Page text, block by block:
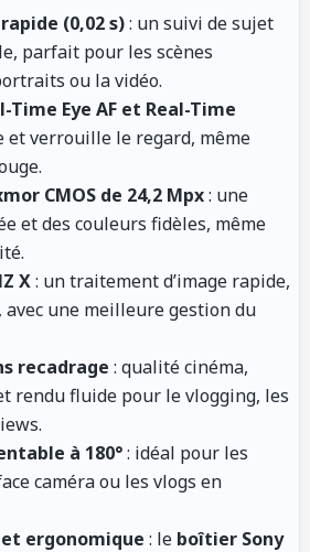
(0,02 s): un suivi de sujet
parfait pour les scènes
ou la vidéo.
Time Eye AF et Real-Time
et verrouille le regard, même
CMOS de 24,2 Mpx: une
et des couleurs fidèles, même
X: un traitement d’image rapide,
une meilleure gestion du
recadrage : qualité cinéma,
rendu fluide pour le vlogging, les
à 180°: idéal pour les
caméra ou les vlogs en
ergonomique : le boîtier Sony